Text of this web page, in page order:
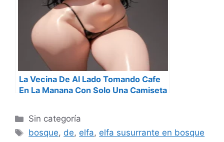
La Vecina De Al Lado Tomando Cafe
En La Manana Con Solo Una Camiseta
Categorías
Sin categoría
Etiquetas
bosque, de, elfa, elfa susurrante en bosque